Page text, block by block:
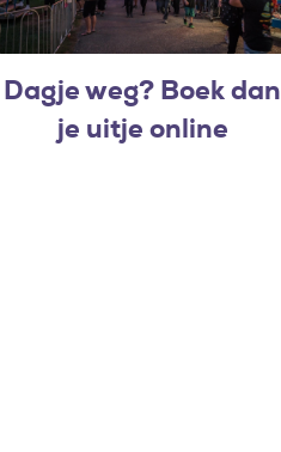
Dagje weg? Boek dan
je uitje online